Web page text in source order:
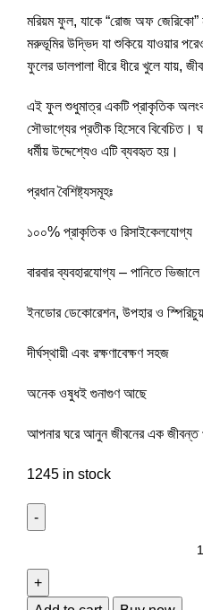
মরিয়ম ফুল, যাকে “রোজ অফ জেরিকো”
মরুভূমির উদ্ভিদ যা শুকিয়ে যাওয়ার
ফুলের ডালপালা ধীরে ধীরে খুলে যায়,
এই ফুল শুধুমাত্র একটি প্রাকৃতিক
সৌভাগ্যের প্রতীক হিসেবে বিবেচিত।
ধর্মীয় উদ্দেশ্যেও এটি ব্যবহৃত হয়।
প্রধান বৈশিষ্ট্যসমূহঃ
১০০% প্রাকৃতিক ও রিসাইকেলযোগ্য
বারবার ব্যবহারযোগ্য – পানিতে
ইনডোর ডেকোরেশন, উপহার ও
দীর্ঘস্থায়ী এবং রক্ষণাবেক্ষণ সহজ
অনেক ওষুধই গুনাগুণ আছে
আপনার ঘরে আনুন জীবনের এক জীবন্ত
1245 in stock